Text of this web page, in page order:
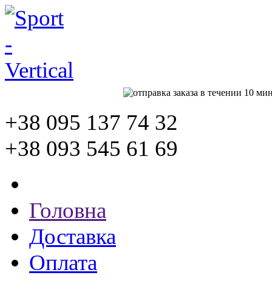
+38 095 137 74 32
+38 093 545 61 69
Головна
Доставка
Оплата